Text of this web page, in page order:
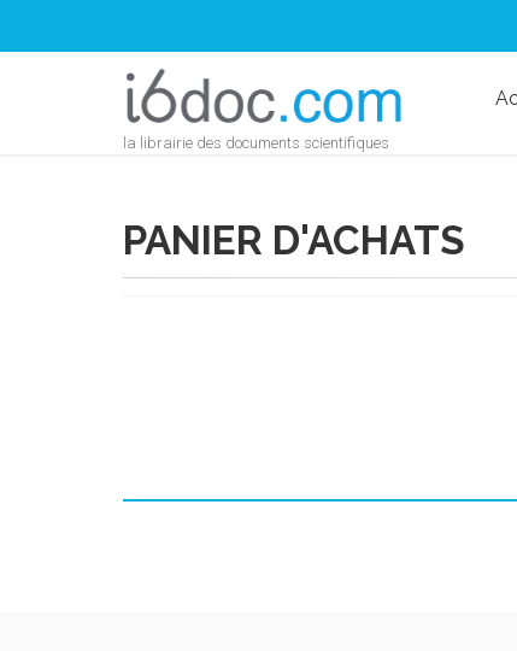
la librairie des documents scientifiques
PANIER D'ACHATS